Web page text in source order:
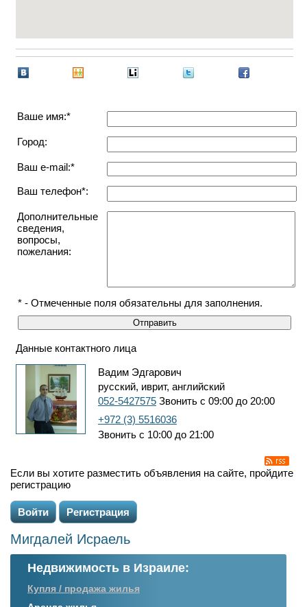
Ваше имя:*
Город:
Ваш e-mail:*
Ваш телефон*:
Дополнительные
сведения,
вопросы,
пожелания:
* - Отмеченные поля обязательны для заполнения.
Данные контактного лица
Вадим Эдгарович
русский, иврит, английский
052-5427575 Звонить с 09:00 до 20:00
+972 (3) 5516036
Звонить с 10:00 до 21:00
Если вы хотите разместить объявления на сайте, пройдите
регистрацию
Войти Регистрация
Мигдалей Исраель
Недвижимость в Израиле:
Купля / продажа жилья